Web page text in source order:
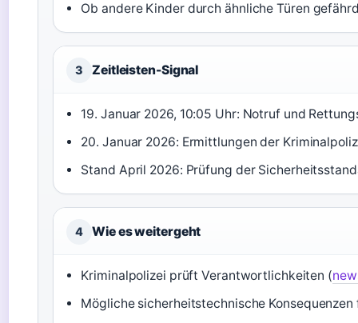
Ob andere Kinder durch ähnliche Türen
3 Zeitleisten-Signal
19. Januar 2026, 10:05 Uhr: Notruf und
20. Januar 2026: Ermittlungen der
Stand April 2026: Prüfung der
4 Wie es weitergeht
Kriminalpolizei prüft Verantwortlichkeiten (
Mögliche sicherheitstechnische